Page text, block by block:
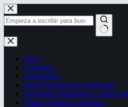
Saltar
al
contenido
Sin
resultados
Inicio
Contactos
Autoridades
Fiesta Nacional del Chamamé
Chamamé: Patrimonio Cultural
Censo Cultural Correntino